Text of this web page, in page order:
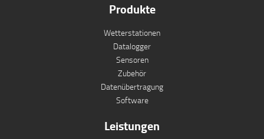
Produkte
Wetterstationen
Datalogger
Sensoren
Zubehör
Datenübertragung
Software
Leistungen